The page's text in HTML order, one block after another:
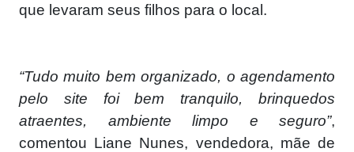
que levaram seus filhos para o local.
“Tudo muito bem organizado, o agendamento
pelo site foi bem tranquilo, brinquedos
atraentes, ambiente limpo e seguro”,
comentou Liane Nunes, vendedora, mãe de